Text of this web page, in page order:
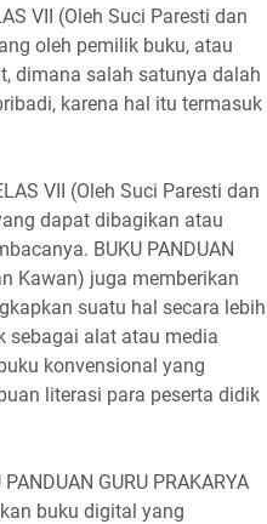
VII (Oleh Suci Paresti dan
oleh pemilik buku, atau
dimana salah satunya dalah
karena hal itu termasuk
VII (Oleh Suci Paresti dan
dapat dibagikan atau
BUKU PANDUAN
Kawan) juga memberikan
suatu hal secara lebih
sebagai alat atau media
konvensional yang
literasi para peserta didik
GURU PRAKARYA
buku digital yang